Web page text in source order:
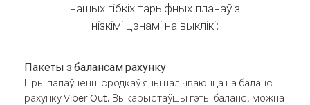
нашых гібкіх тарыфных планаў з
нізкімі цэнамі на выклікі:
Пакеты з балансам рахунку
Пры папаўненні сродкаў яны налічваюцца на баланс
рахунку Viber Out. Выкарыстаўшы гэты баланс, можна